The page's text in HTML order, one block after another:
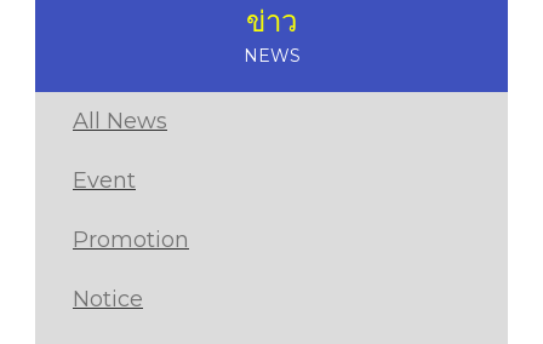
ข่าว
NEWS
All News
Event
Promotion
Notice